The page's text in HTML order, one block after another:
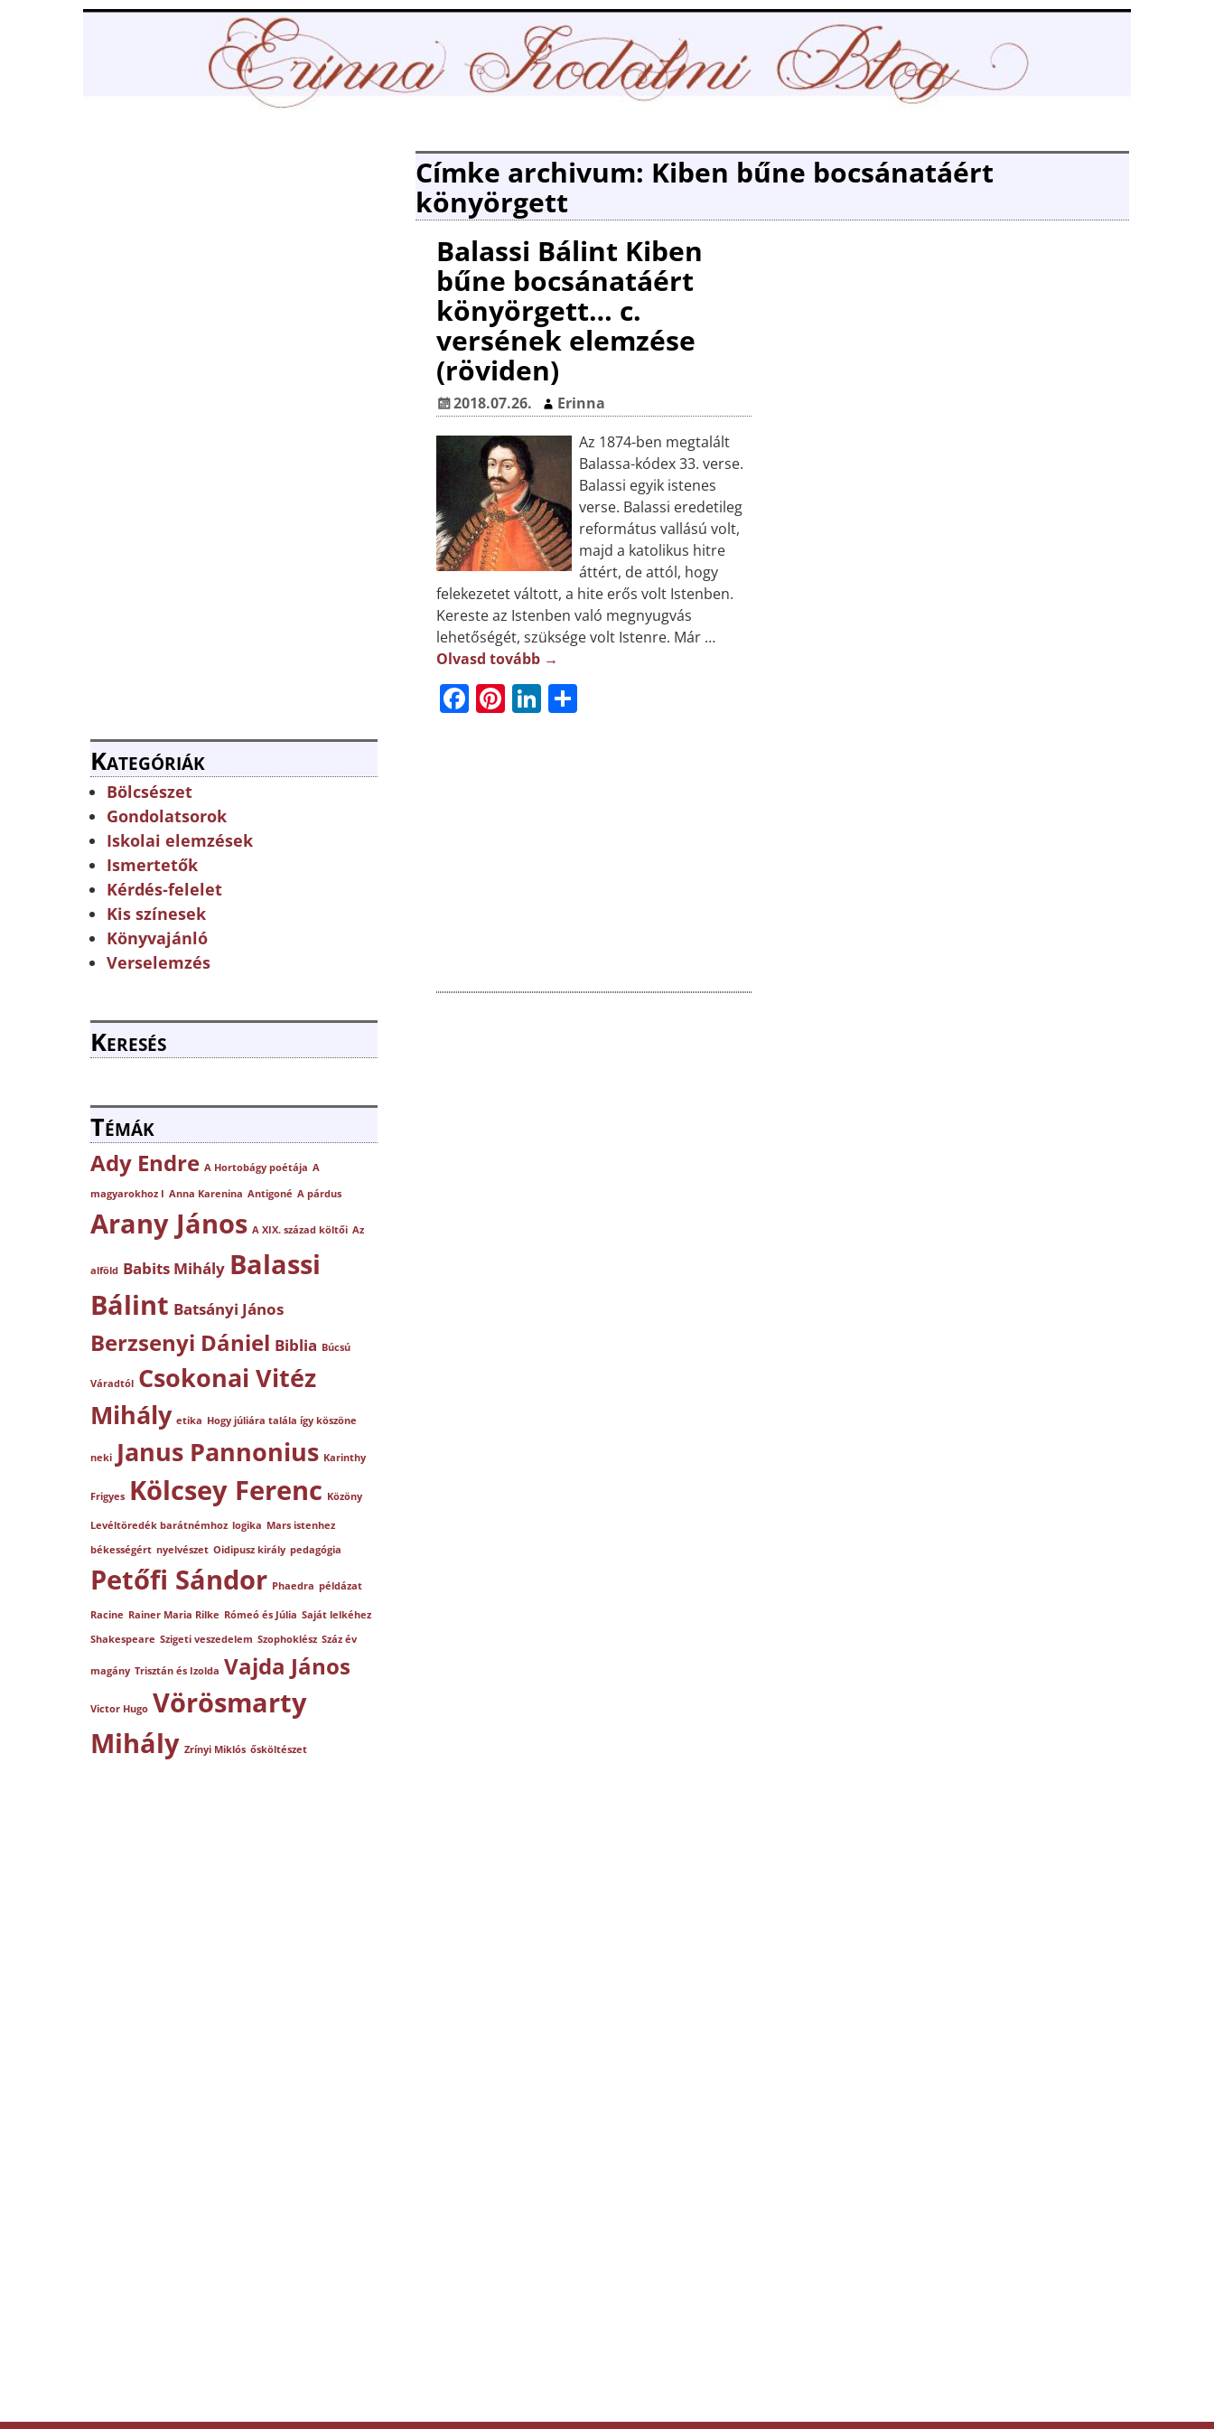
Címke archivum: Kiben bűne bocsánatáért
könyörgett
Balassi Bálint Kiben
bűne bocsánatáért
könyörgett… c.
versének elemzése
(röviden)
2018.07.26.
Erinna
Az 1874-ben megtalált
Balassa-kódex 33. verse.
Balassi egyik istenes
verse. Balassi eredetileg
református vallású volt,
majd a katolikus hitre
áttért, de attól, hogy
felekezetet váltott, a hite erős volt Istenben.
Kereste az Istenben való megnyugvás
lehetőségét, szüksége volt Istenre. Már …
Olvasd tovább →
F Pi Li O
Kategóriák
Bölcsészet
Gondolatsorok
Iskolai elemzések
Ismertetők
Kérdés-felelet
Kis színesek
Könyvajánló
Verselemzés
Keresés
Témák
Ady Endre A Hortobágy poétája A
magyarokhoz I Anna Karenina Antigoné A párdus
Arany János A XIX. század költői Az
alföld Babits Mihály Balassi
Bálint Batsányi János
Berzsenyi Dániel Biblia Búcsú
Váradtól Csokonai Vitéz
Mihály etika Hogy júliára talála így köszöne
neki Janus Pannonius Karinthy
Frigyes Kölcsey Ferenc Közöny
Levéltöredék barátnémhoz logika Mars istenhez
békességért nyelvészet Oidipusz király pedagógia
Petőfi Sándor Phaedra példázat
Racine Rainer Maria Rilke Rómeó és Júlia Saját lelkéhez
Shakespeare Szigeti veszedelem Szophoklész Száz év
magány Trisztán és Izolda Vajda János
Victor Hugo Vörösmarty
Mihály Zrínyi Miklós ősköltészet